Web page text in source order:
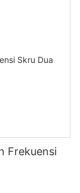
Frekuensi